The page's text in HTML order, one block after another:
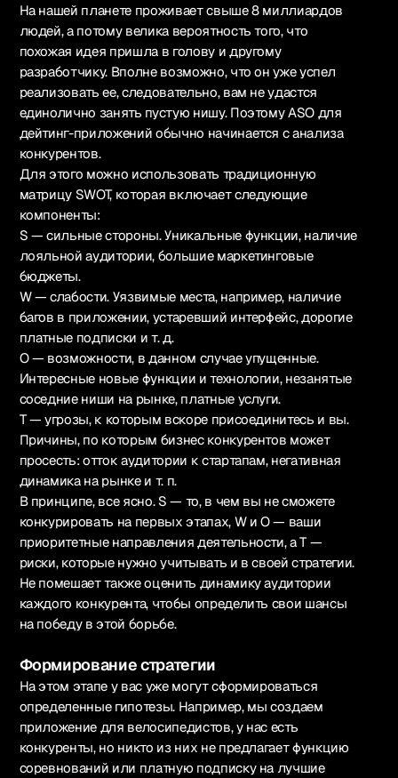
На нашей планете проживает свыше 8 миллиардов
людей, а потому велика вероятность того, что
похожая идея пришла в голову и другому
разработчику. Вполне возможно, что он уже успел
реализовать ее, следовательно, вам не удастся
единолично занять пустую нишу. Поэтому ASO для
дейтинг-приложений обычно начинается с анализа
конкурентов.
Для этого можно использовать традиционную
матрицу SWOT, которая включает следующие
компоненты:
S — сильные стороны. Уникальные функции, наличие
лояльной аудитории, большие маркетинговые
бюджеты.
W — слабости. Уязвимые места, например, наличие
багов в приложении, устаревший интерфейс, дорогие
платные подписки и т. д.
O — возможности, в данном случае упущенные.
Интересные новые функции и технологии, незанятые
соседние ниши на рынке, платные услуги.
T — угрозы, к которым вскоре присоединитесь и вы.
Причины, по которым бизнес конкурентов может
просесть: отток аудитории к стартапам, негативная
динамика на рынке и т. п.
В принципе, все ясно. S — то, в чем вы не сможете
конкурировать на первых этапах, W и O — ваши
приоритетные направления деятельности, а T —
риски, которые нужно учитывать и в своей стратегии.
Не помешает также оценить динамику аудитории
каждого конкурента, чтобы определить свои шансы
на победу в этой борьбе.
Формирование стратегии
На этом этапе у вас уже могут сформироваться
определенные гипотезы. Например, мы создаем
приложение для велосипедистов, у нас есть
конкуренты, но никто из них не предлагает функцию
соревнований или платную подписку на лучшие